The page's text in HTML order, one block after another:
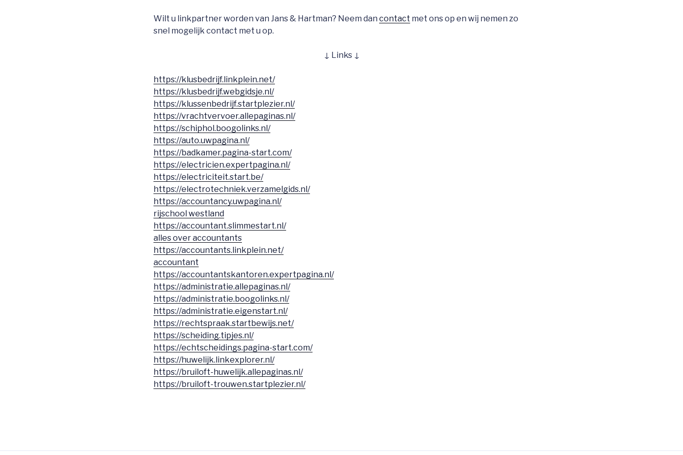
Wilt u linkpartner worden van Jans & Hartman? Neem dan contact met ons op en wij nemen zo
snel mogelijk contact met u op.
↓ Links ↓
https://klusbedrijf.linkplein.net/
https://klusbedrijf.webgidsje.nl/
https://klussenbedrijf.startplezier.nl/
https://vrachtvervoer.allepaginas.nl/
https://schiphol.boogolinks.nl/
https://auto.uwpagina.nl/
https://badkamer.pagina-start.com/
https://electricien.expertpagina.nl/
https://electriciteit.start.be/
https://electrotechniek.verzamelgids.nl/
https://accountancy.uwpagina.nl/
rijschool westland
https://accountant.slimmestart.nl/
alles over accountants
https://accountants.linkplein.net/
accountant
https://accountantskantoren.expertpagina.nl/
https://administratie.allepaginas.nl/
https://administratie.boogolinks.nl/
https://administratie.eigenstart.nl/
https://rechtspraak.startbewijs.net/
https://scheiding.tipjes.nl/
https://echtscheidings.pagina-start.com/
https://huwelijk.linkexplorer.nl/
https://bruiloft-huwelijk.allepaginas.nl/
https://bruiloft-trouwen.startplezier.nl/